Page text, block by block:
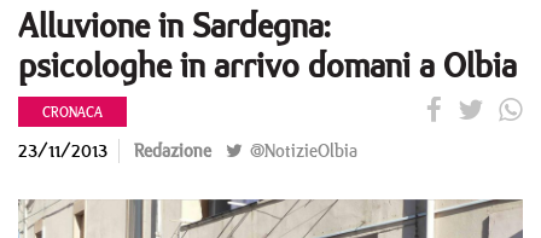
Alluvione in Sardegna:
psicologhe in arrivo domani a Olbia
CRONACA
23/11/2013 Redazione @NotizieOlbia